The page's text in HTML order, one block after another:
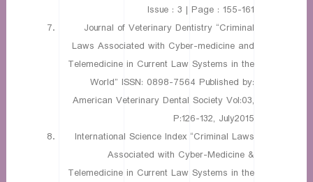
Issue : 3 | Page : 155-161
Journal of Veterinary Dentistry “Criminal
Laws Associated with Cyber-medicine and
Telemedicine in Current Law Systems in the
World” ISSN: 0898-7564 Published by:
American Veterinary Dental Society Vol:03,
P:126-132, July2015
International Science Index “Criminal Laws
Associated with Cyber-Medicine &
Telemedicine in Current Law Systems in the